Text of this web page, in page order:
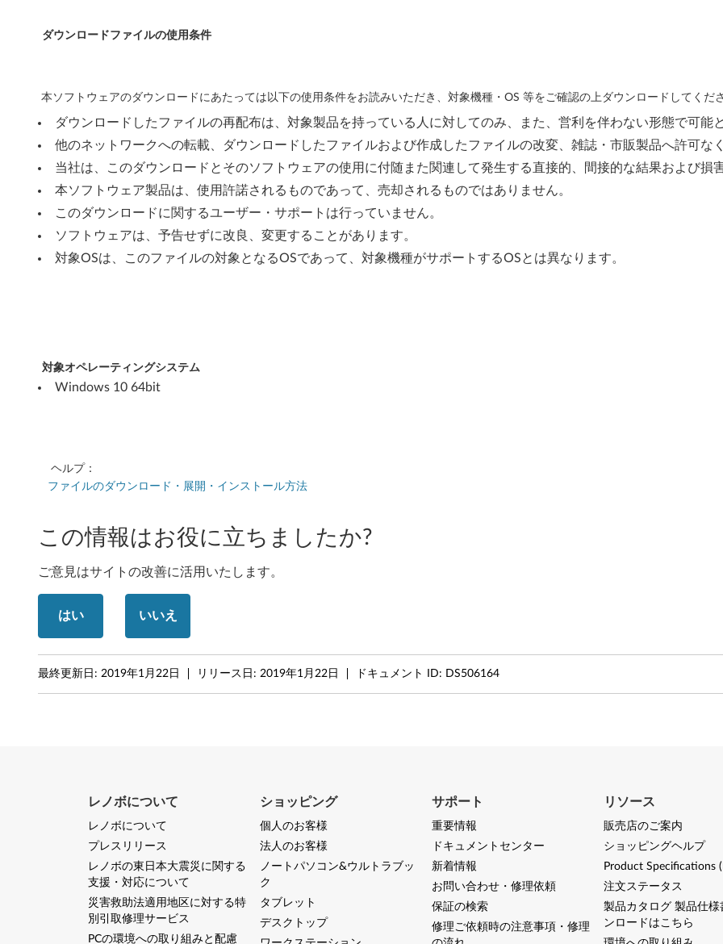
c
W
i
n
d
o
w
0
(
b
t
)
L
e
g
ダウンロードファイルの使用条件
本ソフトウェアのダウンロードにあたっては以下の使用条件をお読みいただき、対象機種・OS 等をご確認の上ダウンロードしてくださ
ダウンロードしたファイルの再配布は、対象製品を持っている人に対してのみ、また、営利を伴わない形態で可能
他のネットワークへの転載、ダウンロードしたファイルおよび作成したファイルの改変、雑誌・市販製品へ許可な
当社は、このダウンロードとそのソフトウェアの使用に付随また関連して発生する直接的、間接的な結果および損
本ソフトウェア製品は、使用許諾されるものであって、売却されるものではありません。
このダウンロードに関するユーザー・サポートは行っていません。
ソフトウェアは、予告せずに改良、変更することがあります。
対象OSは、このファイルの対象となるOSであって、対象機種がサポートするOSとは異なります。
対象オペレーティングシステム
Windows 10 64bit
ヘルプ：
ファイルのダウンロード・展開・インストール方法
この情報はお役に立ちましたか?
ご意見はサイトの改善に活用いたします。
はい いいえ
最終更新日: 2019年1月22日 リリース日: 2019年1月22日 ドキュメント ID: DS506164
レノボについて
レノボについて
プレスリリース
レノボの東日本大震災に関する
支援・対応について
災害救助法適用地区に対する特
別引取修理サービス
PCの環境への取り組みと配慮
ショッピング
個人のお客様
法人のお客様
ノートパソコン&ウルトラブッ
ク
タブレット
デスクトップ
サポート
重要情報
ドキュメントセンター
新着情報
お問い合わせ・修理依頼
保証の検索
修理ご依頼時の注意事項・修理
リソース
販売店のご案内
ショッピングヘルプ
Product Specifications
注文ステータス
製品カタログ 製品仕様
ンロードはこちら